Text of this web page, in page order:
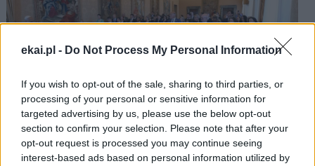
ekai.pl - Do Not Process My Personal Information
If you wish to opt-out of the sale, sharing to third parties, or
processing of your personal or sensitive information for
targeted advertising by us, please use the below opt-out
section to confirm your selection. Please note that after your
opt-out request is processed you may continue seeing
interest-based ads based on personal information utilized by
Leon XIV: Medycyna ma służyć życiu, a nie
śmierci